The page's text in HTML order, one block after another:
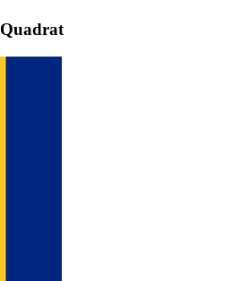
Quadrat